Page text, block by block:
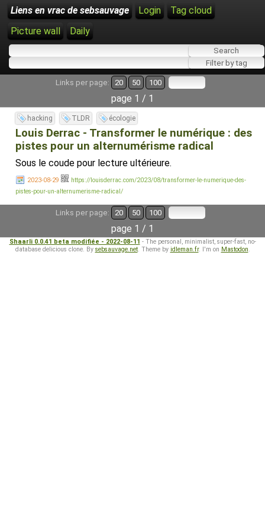
Liens en vrac de sebsauvage Login
Tag cloud
Picture wall
Daily
Links per page: 20 50 100
page 1 / 1
hacking TLDR écologie
Louis Derrac - Transformer le numérique : des
pistes pour un alternumérisme radical
Sous le coude pour lecture ultérieure.
2023-08-29
https://louisderrac.com/2023/08/transformer-le-numerique-des-
pistes-pour-un-alternumerisme-radical/
Links per page: 20 50 100
page 1 / 1
Shaarli 0.0.41 beta modifiée - 2022-08-11 - The personal, minimalist, super-fast, no-
database delicious clone. By sebsauvage.net. Theme by idleman.fr. I'm on Mastodon.